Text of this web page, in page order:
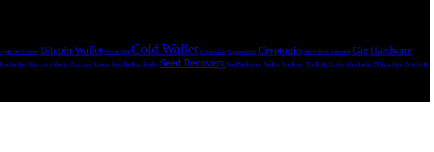
Bitcoin Socken Bitcoin Wallet Bitcon Bild Cold Wallet Crypto-Gin Crypto Buch Cryptogin Der Bitcoin Standard GinHardware
dry Gin Magazin mtSocks Plätzchen Satoshi Seed Backup Seedor Seed Recovery Seed Sicherung Socken Spielzeug The Little Hodler Wandbilder Weihnachten Zeitschrift